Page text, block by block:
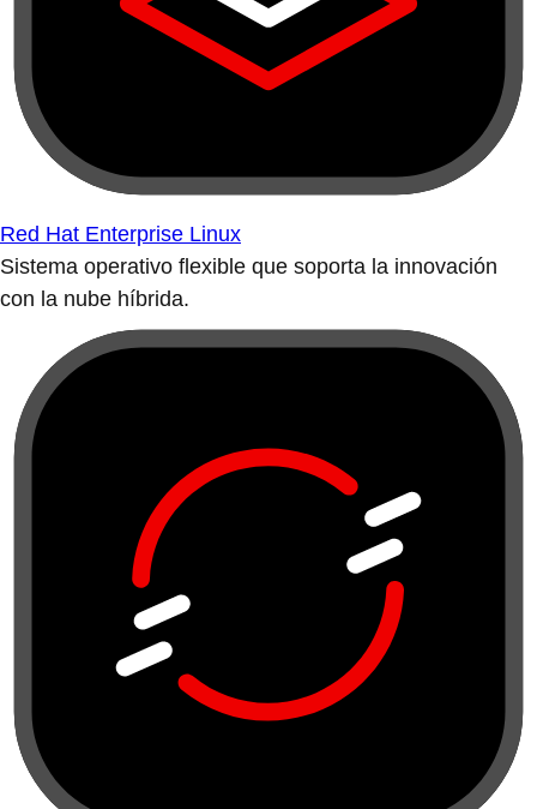
Red Hat Enterprise Linux
Sistema operativo flexible que soporta la innovación
con la nube híbrida.